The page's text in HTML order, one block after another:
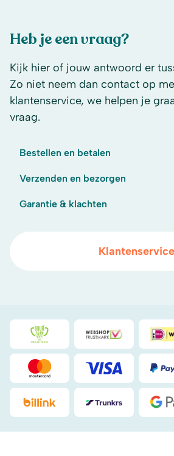
Heb je een vraag?
Kijk hier of jouw antwoord er
Zo niet neem dan contact op
klantenservice, we helpen je
vraag.
Bestellen en betalen
Verzenden en bezorgen
Garantie & klachten
Klantenservice
Duurzaamheidsprijs duin- &
WebwinkelKeur
Mastercard Visa
Billink DHL